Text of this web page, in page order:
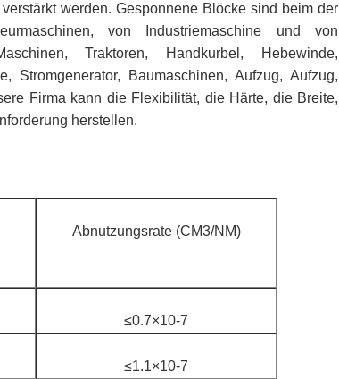
werden. Gesponnene Blöcke sind beim der
von Industriemaschine und von
Traktoren, Handkurbel, Hebewinde,
Stromgenerator, Baumaschinen, Aufzug, Aufzug,
Firma kann die Flexibilität, die Härte, die Breite,
herstellen.
Abnutzungsrate (CM3/NM)
≤0.7×10-7
≤1.1×10-7